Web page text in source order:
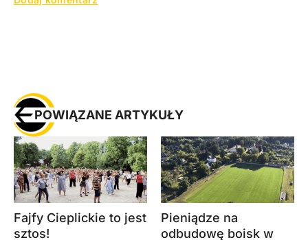
POWIĄZANE ARTYKUŁY
Fajfy Cieplickie to jest
sztos!
Pieniądze na
odbudowę boisk w